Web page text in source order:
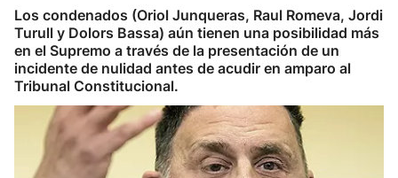
Los condenados (Oriol Junqueras, Raul Romeva, Jordi
Turull y Dolors Bassa) aún tienen una posibilidad más
en el Supremo a través de la presentación de un
incidente de nulidad antes de acudir en amparo al
Tribunal Constitucional.